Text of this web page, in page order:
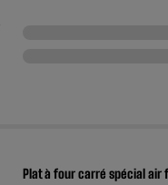
Plat à four carré spécial air